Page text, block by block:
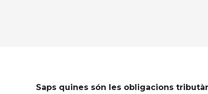
Saps quines són les obligacions